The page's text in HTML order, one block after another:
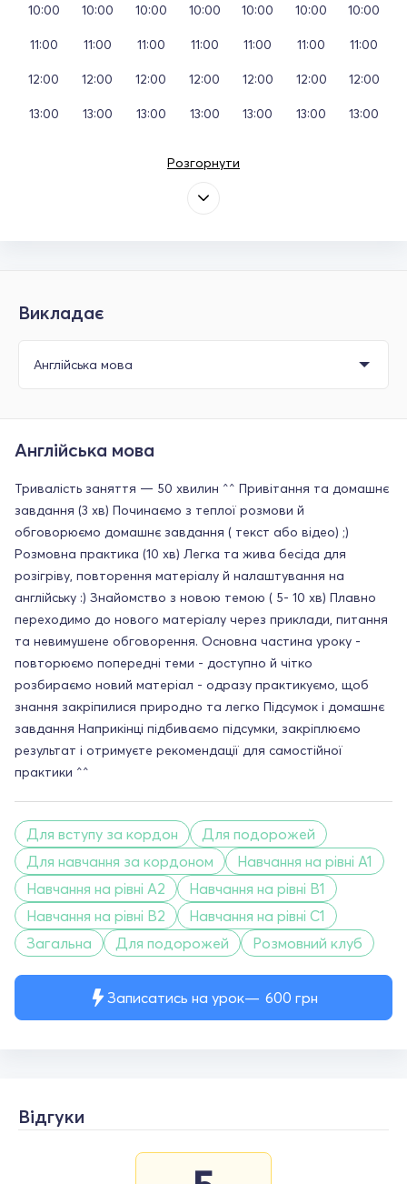
10:00
11:00
12:00
13:00
10:00
11:00
12:00
13:00
10:00
11:00
12:00
13:00
10:00
11:00
12:00
13:00
10:00
11:00
12:00
13:00
10:00
11:00
12:00
13:00
10:00
11:00
12:00
13:00
Розгорнути
Викладає
Записатись на урок 600 грн
Англійська мова
Тривалість заняття — 50 хвилин ^^ Привітання та домашнє
завдання (3 хв) Починаємо з теплої розмови й
обговорюємо домашнє завдання ( текст або відео) ;)
Розмовна практика (10 хв) Легка та жива бесіда для
розігріву, повторення матеріалу й налаштування на
англійську :) Знайомство з новою темою ( 5- 10 хв) Плавно
переходимо до нового матеріалу через приклади, питання
та невимушене обговорення. Основна частина уроку -
повторюємо попередні теми - доступно й чітко
розбираємо новий матеріал - одразу практикуємо, щоб
знання закріпилися природно та легко Підсумок і домашнє
завдання Наприкінці підбиваємо підсумки, закріплюємо
результат і отримуєте рекомендації для самостійної
практики ^^
Для вступу за кордон
Для подорожей
Для навчання за кордоном
Навчання на рівні A1
Навчання на рівні A2
Навчання на рівні B1
Навчання на рівні B2
Навчання на рівні C1
Загальна
Для подорожей Розмовний клуб
Відгуки